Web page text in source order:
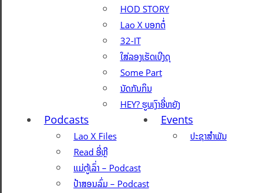
HOD STORY
Lao X ບອກຕໍ່
32-IT
ໃສ່ລອງເຮັດເບີງດຸ
Some Part
ນັດກັນກິນ
HEY? ຮູບເງົາອີ່ຫຍັງ
Podcasts
Lao X Files
Read ອີ່ຫຼີ
ແມ່ຕູ້ເລົ່າ – Podcast
ປ້າສອນລົ່ມ – Podcast
Events
ປະຊາສຳພັນ